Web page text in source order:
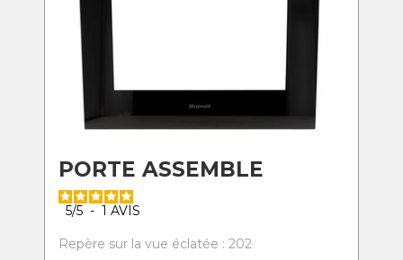
PORTE ASSEMBLE
5/5 - 1 AVIS
Repère sur la vue éclatée : 202